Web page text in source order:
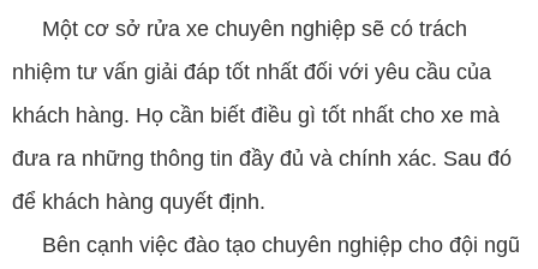
Một cơ sở rửa xe chuyên nghiệp sẽ có trách
nhiệm tư vấn giải đáp tốt nhất đối với yêu cầu của
khách hàng. Họ cần biết điều gì tốt nhất cho xe mà
đưa ra những thông tin đầy đủ và chính xác. Sau đó
để khách hàng quyết định.
Bên cạnh việc đào tạo chuyên nghiệp cho đội ngũ